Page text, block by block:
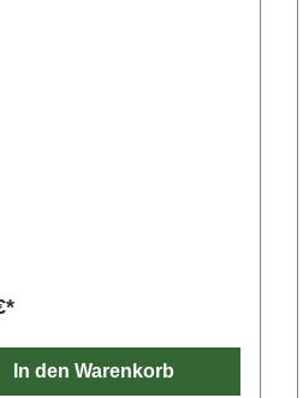
In den Warenkorb